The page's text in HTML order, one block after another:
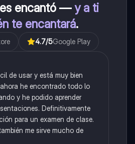
encantó —y a ti
te encantará.
4.7/5Google Play
de usar y está muy bien
he encontrado todo lo
y he podido aprender
Definitivamente
para un examen de clase.
me sirve mucho de